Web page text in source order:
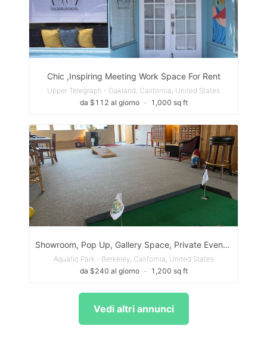
Chic ,Inspiring Meeting Work Space For Rent
Upper Telegraph - Oakland, California, United States
da $112 al giorno
∙ 1,000 sq ft
Showroom, Pop Up, Gallery Space, Private Event Space
Aquatic Park - Berkeley, California, United States
da $240 al giorno
∙ 1,200 sq ft
Vedi altri annunci